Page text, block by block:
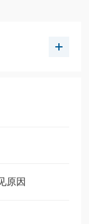
原因